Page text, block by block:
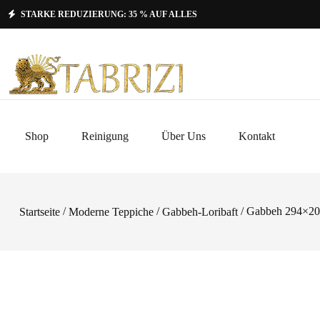
STARKE REDUZIERUNG: 35 % AUF ALLES
Shop Reinigung Über Uns Kontakt
Startseite /Moderne Teppiche /Gabbeh-Loribaft / Gabbeh